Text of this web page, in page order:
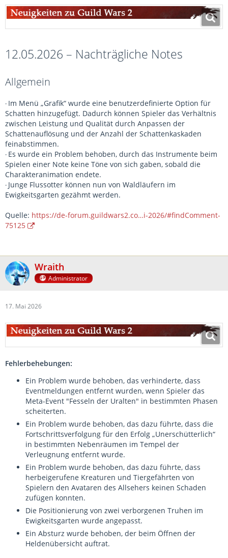
12.05.2026 – Nachträgliche Notes
Allgemein
· Im Menü „Grafik“ wurde eine benutzerdefinierte Option für
Schatten hinzugefügt. Dadurch können Spieler das Verhältnis
zwischen Leistung und Qualität durch Anpassen der
Schattenauflösung und der Anzahl der Schattenkaskaden
feinabstimmen.
· Es wurde ein Problem behoben, durch das Instrumente beim
Spielen einer Note keine Töne von sich gaben, sobald die
Charakteranimation endete.
· Junge Flussotter können nun von Waldläufern im
Ewigkeitsgarten gezähmt werden.
Quelle: https://de-forum.guildwars2.co…i-2026/#findComment-
75125
Wraith
Administrator
17. Mai 2026
Fehlerbehebungen:
Ein Problem wurde behoben, das verhinderte, dass
Eventmeldungen entfernt wurden, wenn Spieler das
Meta-Event "Fesseln der Uralten" in bestimmten Phasen
scheiterten.
Ein Problem wurde behoben, das dazu führte, dass die
Fortschrittsverfolgung für den Erfolg „Unerschütterlich“
in bestimmten Nebenräumen im Tempel der
Verleugnung entfernt wurde.
Ein Problem wurde behoben, das dazu führte, dass
herbeigerufene Kreaturen und Tiergefährten von
Spielern den Avataren des Allsehers keinen Schaden
zufügen konnten.
Die Positionierung von zwei verborgenen Truhen im
Ewigkeitsgarten wurde angepasst.
Ein Absturz wurde behoben, der beim Öffnen der
Heldenübersicht auftrat.